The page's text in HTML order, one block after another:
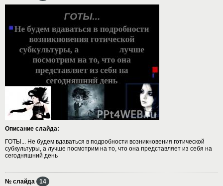
Описание слайда:
ГОТЫ... Не будем вдаваться в подробности возникновения готической
субкультуры, а лучше посмотрим на то, что она представляет из себя на
сегодняшний день
№ слайда 14